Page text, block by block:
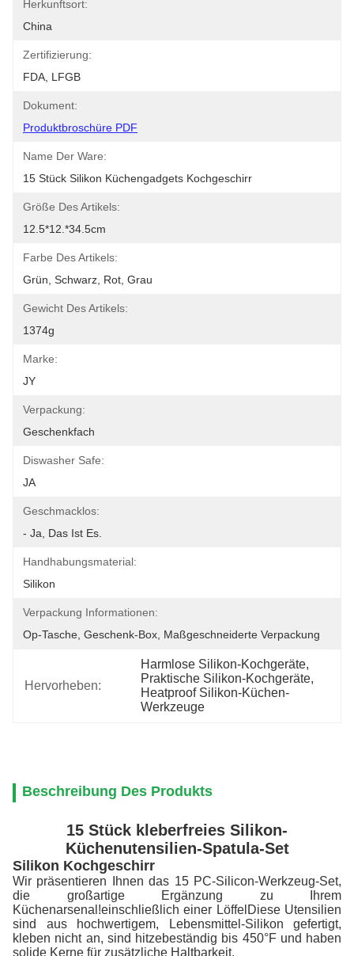
Herkunftsort:
China
Zertifizierung:
FDA, LFGB
Dokument:
Produktbroschüre PDF
Name Der Ware:
15 Stück Silikon Küchengadgets Kochgeschirr
Größe Des Artikels:
12.5*12.*34.5cm
Farbe Des Artikels:
Grün, Schwarz, Rot, Grau
Gewicht Des Artikels:
1374g
Marke:
JY
Verpackung:
Geschenkfach
Diswasher Safe:
JA
Geschmacklos:
- Ja, Das Ist Es.
Handhabungsmaterial:
Silikon
Verpackung Informationen:
Op-Tasche, Geschenk-Box, Maßgeschneiderte Verpackung
Hervorheben:
Harmlose Silikon-Kochgeräte,
Praktische Silikon-Kochgeräte,
Heatproof Silikon-Küchen-
Werkzeuge
Beschreibung Des Produkts
15 Stück kleberfreies Silikon-
Küchenutensilien-Spatula-Set
Silikon Kochgeschirr
Wir präsentieren Ihnen das 15 PC-Silicon-Werkzeug-Set,
die großartige Ergänzung zu Ihrem
Küchenarsenal!einschließlich einer LöffelDiese Utensilien
sind aus hochwertigem, Lebensmittel-Silikon gefertigt,
kleben nicht an, sind hitzebeständig bis 450°F und haben
solide Kerne für zusätzliche Haltbarkeit.